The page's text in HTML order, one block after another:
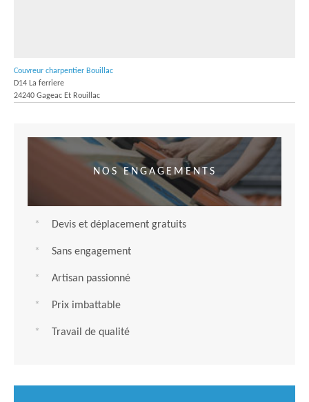
Couvreur charpentier Bouillac
D14 La ferriere
24240 Gageac Et Rouillac
NOS ENGAGEMENTS
Devis et déplacement gratuits
Sans engagement
Artisan passionné
Prix imbattable
Travail de qualité